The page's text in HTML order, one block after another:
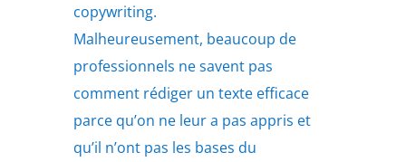
copywriting.
Malheureusement, beaucoup de
professionnels ne savent pas
comment rédiger un texte efficace
parce qu’on ne leur a pas appris et
qu’il n’ont pas les bases du